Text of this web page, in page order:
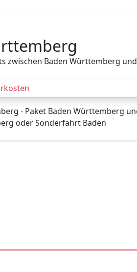
zwischen Baden Württemberg und